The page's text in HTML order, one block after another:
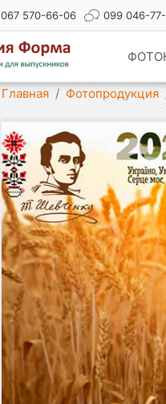
067 570-66-06 099 046-
Главная Фотопродукция